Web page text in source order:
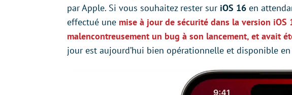
par Apple. Si vous souhaitez rester sur iOS 16 en
effectué une mise à jour de sécurité dans la version iOS
malencontreusement un bug à son lancement, et avait
jour est aujourd’hui bien opérationnelle et disponible